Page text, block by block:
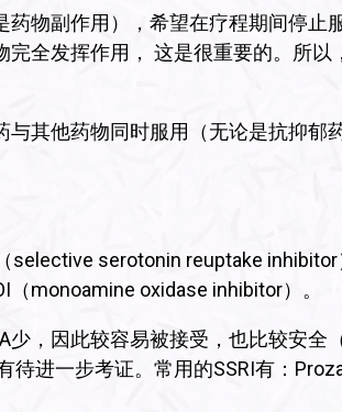
物副作用），希望在疗程期间停止
全发挥作用， 这是很重要的。所以
其他药物同时服用（无论是抗抑郁
selective serotonin reuptake
monoamine oxidase inhibitor）。
少，因此较容易被接受，也比较安全
进一步考证。常用的SSRI有：